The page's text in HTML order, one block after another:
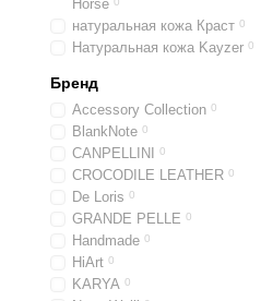
Horse
натуральная кожа Краст 0
Натуральная кожа Kayzer 0
Бренд
Accessory Collection 0
BlankNote 0
CANPELLINI 0
CROCODILE LEATHER 0
De Loris 0
GRANDE PELLE 0
Handmade 0
HiArt 0
KARYA 0